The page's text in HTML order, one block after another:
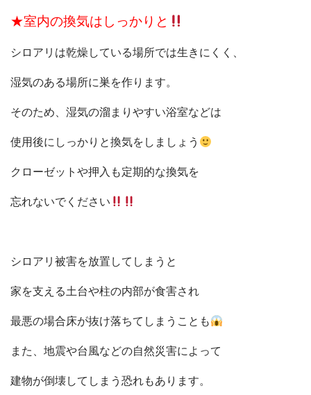
★室内の換気はしっかりと
シロアリは乾燥している場所では生きにくく、
湿気のある場所に巣を作ります。
そのため、湿気の溜まりやすい浴室などは
使用後にしっかりと換気をしましょう
クローゼットや押入も定期的な換気を
忘れないでください
シロアリ被害を放置してしまうと
家を支える土台や柱の内部が食害され
最悪の場合床が抜け落ちてしまうことも
また、地震や台風などの自然災害によって
建物が倒壊してしまう恐れもあります。